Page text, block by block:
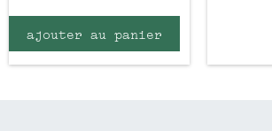
ajouter au panier